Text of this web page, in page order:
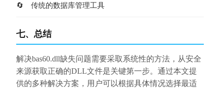
传统的数据库管理工具
七、总结
解决bas60.dll缺失问题需要采取系统性的方法，从安全
来源获取正确的DLL文件是关键第一步。通过本文提
供的多种解决方案，用户可以根据具体情况选择最适